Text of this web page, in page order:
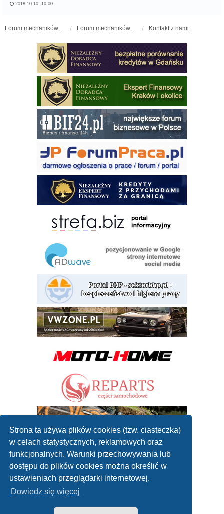
Strona ta używa plików cookies (tzw. ciasteczka)
w celach statystycznych, reklamowych oraz
funkcjonalnych. Warunki przechowywania lub
dostępu do plików cookies można określić w
ustawieniach przeglądarki internetowej.
Dowiedz się więcej
2018-10-10, 10:00
Kontakt z nami